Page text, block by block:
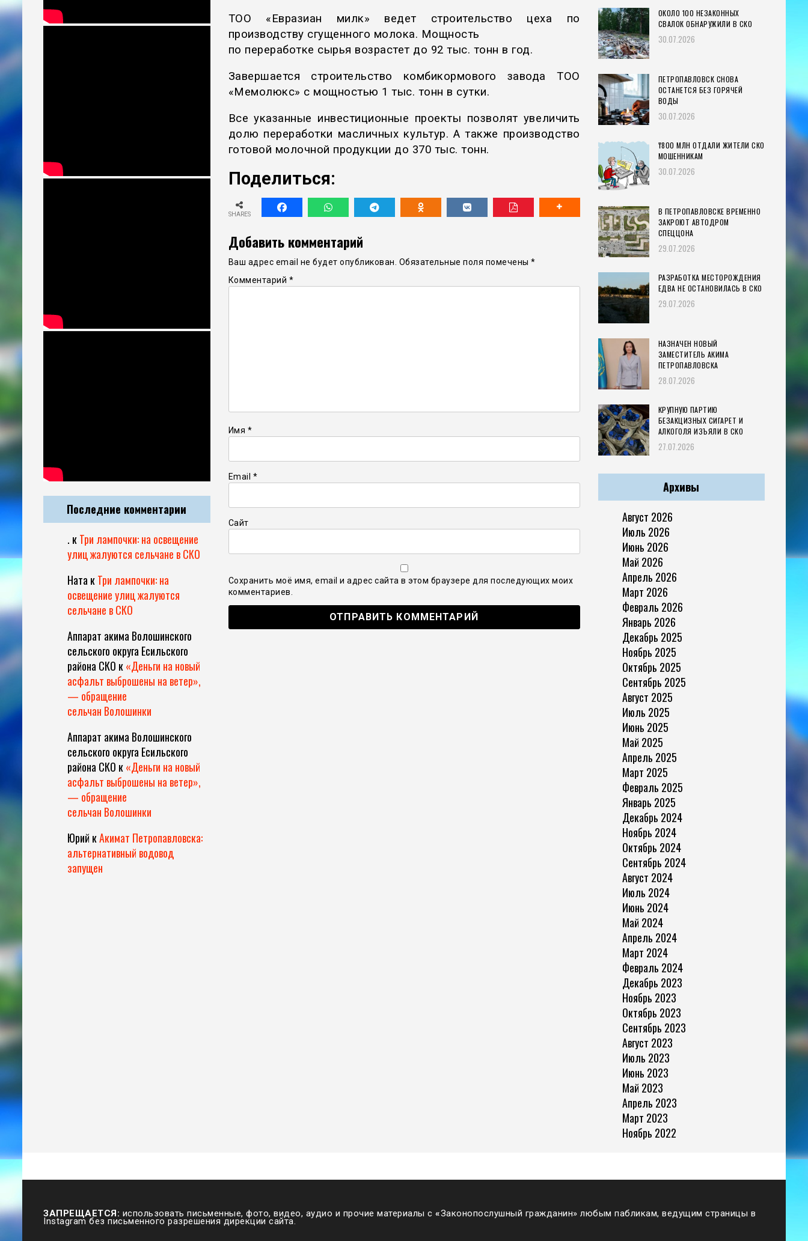
ТОО «Евразиан милк» ведет строительство цеха по
производству сгущенного молока. Мощность
по переработке сырья возрастет до 92 тыс. тонн в год.
Завершается строительство комбикормового завода ТОО
«Мемолюкс» с мощностью 1 тыс. тонн в сутки.
Все указанные инвестиционные проекты позволят увеличить
долю переработки масличных культур. А также производство
готовой молочной продукции до 370 тыс. тонн.
Поделиться:
SHARES
Добавить комментарий
Ваш адрес email не будет опубликован. Обязательные поля помечены *
Комментарий *
Имя *
Email *
Сайт
Сохранить моё имя, email и адрес сайта в этом браузере для последующих моих
комментариев.
Последние комментарии
. кТри лампочки: на освещение
улиц жалуются сельчане в СКО
Ната кТри лампочки: на
освещение улиц жалуются
сельчане в СКО
Аппарат акима Волошинского
сельского округа Есильского
района СКО к«Деньги на новый
асфальт выброшены на ветер»,
— обращение
сельчан Волошинки
Аппарат акима Волошинского
сельского округа Есильского
района СКО к«Деньги на новый
асфальт выброшены на ветер»,
— обращение
сельчан Волошинки
Юрий кАкимат Петропавловска:
альтернативный водовод
запущен
ОКОЛО 100 НЕЗАКОННЫХ
СВАЛОК ОБНАРУЖИЛИ В СКО
30.07.2026
ПЕТРОПАВЛОВСК СНОВА
ОСТАНЕТСЯ БЕЗ ГОРЯЧЕЙ
ВОДЫ
30.07.2026
₸800 МЛН ОТДАЛИ ЖИТЕЛИ СКО
МОШЕННИКАМ
30.07.2026
В ПЕТРОПАВЛОВСКЕ ВРЕМЕННО
ЗАКРОЮТ АВТОДРОМ
СПЕЦЦОНА
29.07.2026
РАЗРАБОТКА МЕСТОРОЖДЕНИЯ
ЕДВА НЕ ОСТАНОВИЛАСЬ В СКО
29.07.2026
НАЗНАЧЕН НОВЫЙ
ЗАМЕСТИТЕЛЬ АКИМА
ПЕТРОПАВЛОВСКА
28.07.2026
КРУПНУЮ ПАРТИЮ
БЕЗАКЦИЗНЫХ СИГАРЕТ И
АЛКОГОЛЯ ИЗЪЯЛИ В СКО
27.07.2026
Архивы
Август 2026
Июль 2026
Июнь 2026
Май 2026
Апрель 2026
Март 2026
Февраль 2026
Январь 2026
Декабрь 2025
Ноябрь 2025
Октябрь 2025
Сентябрь 2025
Август 2025
Июль 2025
Июнь 2025
Май 2025
Апрель 2025
Март 2025
Февраль 2025
Январь 2025
Декабрь 2024
Ноябрь 2024
Октябрь 2024
Сентябрь 2024
Август 2024
Июль 2024
Июнь 2024
Май 2024
Апрель 2024
Март 2024
Февраль 2024
Декабрь 2023
Ноябрь 2023
Октябрь 2023
Сентябрь 2023
Август 2023
Июль 2023
Июнь 2023
Май 2023
Апрель 2023
Март 2023
Ноябрь 2022
ЗАПРЕЩАЕТСЯ: использовать письменные, фото, видео, аудио и прочие материалы с «Законопослушный гражданин» любым пабликам, ведущим страницы в
Instagram без письменного разрешения дирекции сайта.